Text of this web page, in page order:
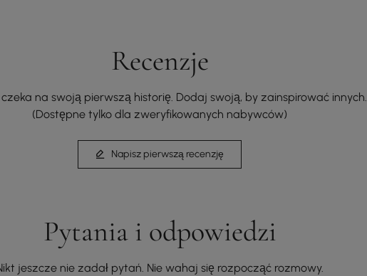
Recenzje
na swoją pierwszą historię. Dodaj swoją, by zainspirować innych.
(Dostępne tylko dla zweryfikowanych nabywców)
Napisz pierwszą recenzję
Pytania i odpowiedzi
jeszcze nie zadał pytań. Nie wahaj się rozpocząć rozmowy.